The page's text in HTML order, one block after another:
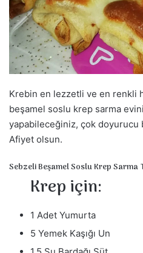
t
g
ö
e
r
m
Krebin en lezzetli ve en renkli
beşamel soslu krep sarma
yapabileceğiniz, çok doyurucu
Afiyet olsun.
Sebzeli Beşamel Soslu Krep
Krep için:
1 Adet Yumurta
5 Yemek Kaşığı Un